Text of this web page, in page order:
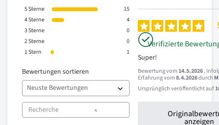
5Sterne
15
4Sterne
4
3Sterne
0
2Sterne
0
1Stern 1
Bewertungen sortieren
Verifizierte
Super!
Bewertung vom14.5.2026,
Erfahrung vom8.4.2026durch
Ursprünglich veröffentlicht auf
anzeigen